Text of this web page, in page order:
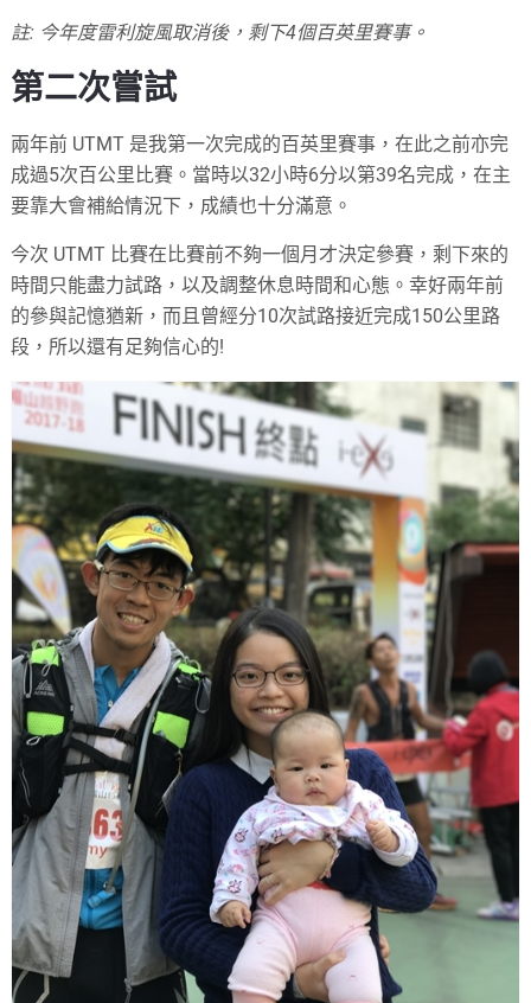
註: 今年度雷利旋風取消後，剩下4個百英里賽事。
第二次嘗試
兩年前 UTMT 是我第一次完成的百英里賽事，在此之前亦完
成過5次百公里比賽。當時以32小時6分以第39名完成，在主
要靠大會補給情況下，成績也十分滿意。
今次 UTMT 比賽在比賽前不夠一個月才決定參賽，剩下來的
時間只能盡力試路，以及調整休息時間和心態。幸好兩年前
的參與記憶猶新，而且曾經分10次試路接近完成150公里路
段，所以還有足夠信心的!